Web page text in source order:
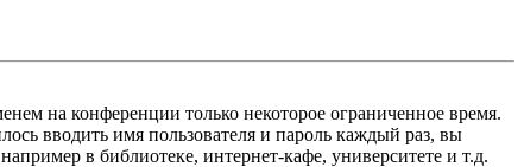
на конференции только некоторое ограниченное время.
вводить имя пользователя и пароль каждый раз, вы
в библиотеке, интернет-кафе, университете и т.д.